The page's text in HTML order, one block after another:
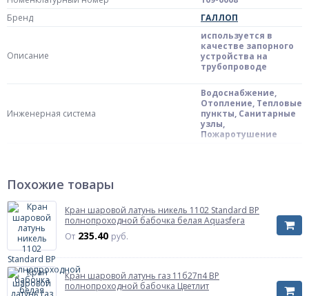
Бренд
ГАЛЛОП
Описание
используется в
качестве запорного
устройства на
трубопроводе
Инженерная система
Водоснабжение,
Отопление, Тепловые
пункты, Санитарные
узлы,
Пожаротушение
трубопроводу или энергоустановке
Тип затвора
Тип затвора
Характеризует способ управления и тип
органа управления крана
бабочка
Цвет ручки/бабочки
Тип прохода
Похожие товары
Кран шаровой латунь никель 1102 Standard ВР
полнопроходной бабочка белая Aquasfera
От 235.40 руб.
Кран шаровой латунь газ 11б27п4 ВР
полнопроходной бабочка Цветлит